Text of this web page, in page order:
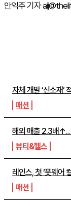
자체 개발 ‘신소재’
패션
해외 매출 2.3배↑…
뷰티&헬스
레인스, 첫 ‘풋웨어
패션
안익주 기자